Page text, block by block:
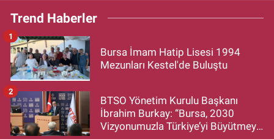
Trend Haberler
Bursa İmam Hatip Lisesi 1994
Mezunları Kestel'de Buluştu
1
BTSO Yönetim Kurulu Başkanı
İbrahim Burkay: “Bursa, 2030
Vizyonumuzla Türkiye’yi Büyütmeye
2